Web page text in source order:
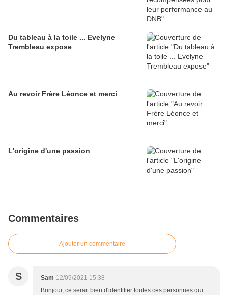
Du tableau à la toile ... Evelyne
Trembleau expose
Au revoir Frère Léonce et merci
L'origine d'une passion
Commentaires
Ajouter un commentaire
S Sam 12/09/2021 15:38
Bonjour, ce serait bien d'identifier toutes ces personnes qui